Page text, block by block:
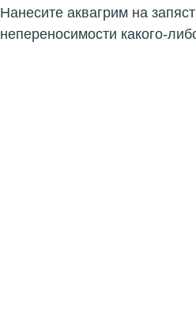
Нанесите аквагрим на
непереносимости какого-